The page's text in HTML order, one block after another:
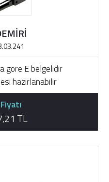
göre E belgelidir
hazırlanabilir
TL